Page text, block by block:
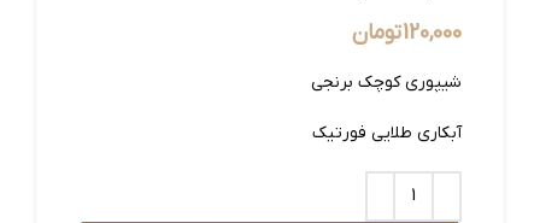
120,000تومان
شیپوری کوچک برنجی
آبکاری طلایی فورتیک